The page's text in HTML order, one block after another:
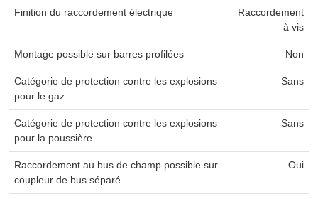
Finition du raccordement électrique
Raccordement
à vis
Montage possible sur barres profilées Non
Catégorie de protection contre les explosions
pour le gaz
Sans
Catégorie de protection contre les explosions
pour la poussière
Sans
Raccordement au bus de champ possible sur
coupleur de bus séparé
Oui